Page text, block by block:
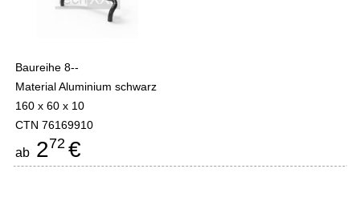
Baureihe 8--
Material Aluminium schwarz
160 x 60 x 10
CTN 76169910
ab 272 €